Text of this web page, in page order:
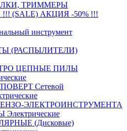
ТРИММЕРЫ
(SALE) АКЦИЯ -50% !!!
инструмент
(РАСПЫЛИТЕЛИ)
ЦЕПНЫЕ ПИЛЫ
Сетевой
ЭЛЕКТРОИНСТРУМЕНТА
(Дисковые)